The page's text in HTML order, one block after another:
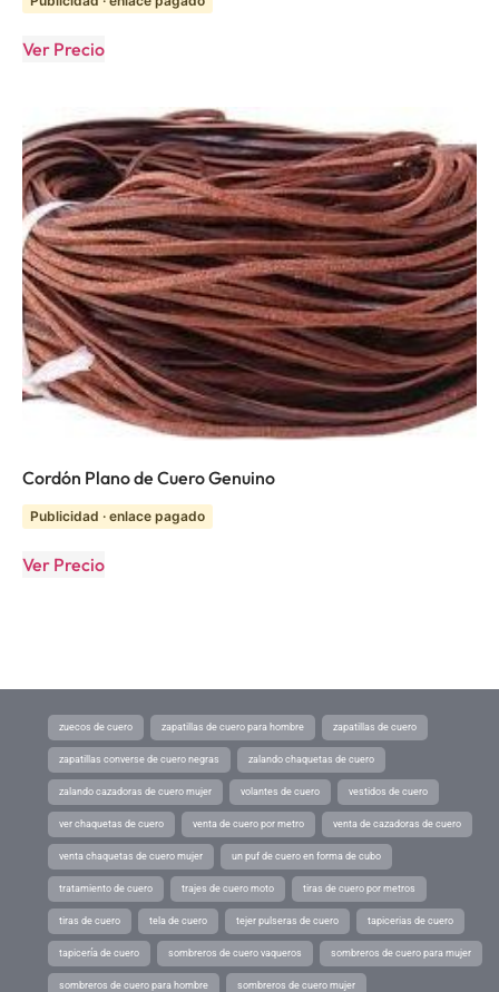
Ver Precio
Cordón Plano de Cuero Genuino
Publicidad · enlace pagado
Ver Precio
zuecos de cuero zapatillas de cuero para hombre zapatillas de cuero
zapatillas converse de cuero negras zalando chaquetas de cuero
zalando cazadoras de cuero mujer volantes de cuero vestidos de cuero
ver chaquetas de cuero venta de cuero por metro venta de cazadoras de cuero
venta chaquetas de cuero mujer un puf de cuero en forma de cubo
tratamiento de cuero trajes de cuero moto tiras de cuero por metros
tiras de cuero tela de cuero tejer pulseras de cuero tapicerias de cuero
tapicería de cuero sombreros de cuero vaqueros sombreros de cuero para mujer
sombreros de cuero para hombre sombreros de cuero mujer